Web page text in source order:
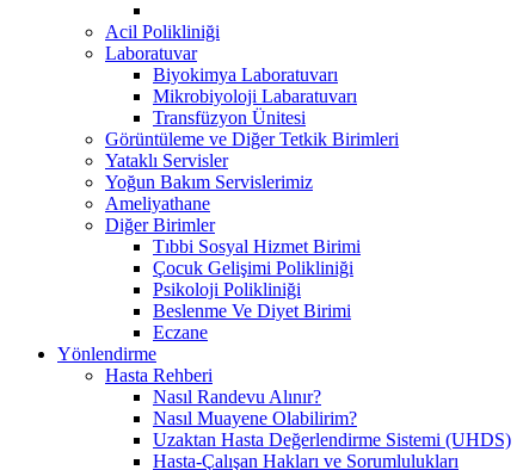
Acil Polikliniği
Laboratuvar
Biyokimya Laboratuvarı
Mikrobiyoloji Labaratuvarı
Transfüzyon Ünitesi
Görüntüleme ve Diğer Tetkik Birimleri
Yataklı Servisler
Yoğun Bakım Servislerimiz
Ameliyathane
Diğer Birimler
Tıbbi Sosyal Hizmet Birimi
Çocuk Gelişimi Polikliniği
Psikoloji Polikliniği
Beslenme Ve Diyet Birimi
Eczane
Yönlendirme
Hasta Rehberi
Nasıl Randevu Alınır?
Nasıl Muayene Olabilirim?
Uzaktan Hasta Değerlendirme Sistemi (UHDS)
Hasta-Çalışan Hakları ve Sorumlulukları